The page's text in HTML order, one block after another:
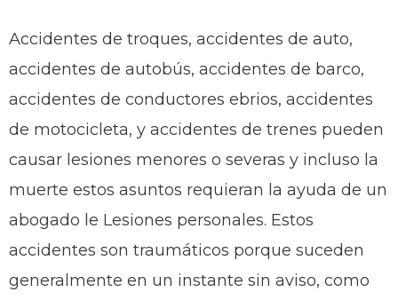
Accidentes de troques, accidentes de auto,
accidentes de autobús, accidentes de barco,
accidentes de conductores ebrios, accidentes
de motocicleta, y accidentes de trenes pueden
causar lesiones menores o severas y incluso la
muerte estos asuntos requieran la ayuda de un
abogado le Lesiones personales. Estos
accidentes son traumáticos porque suceden
generalmente en un instante sin aviso, como